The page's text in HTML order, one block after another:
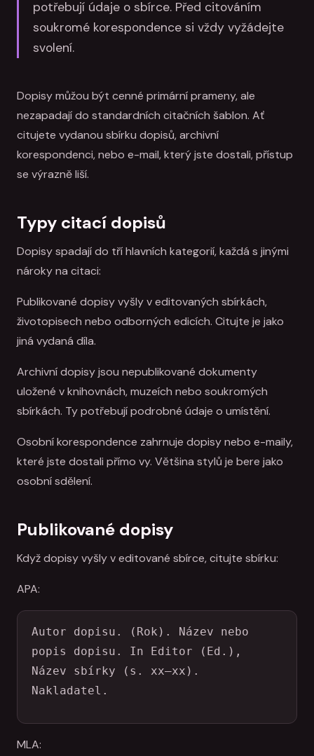
potřebují údaje o sbírce. Před citováním
soukromé korespondence si vždy vyžádejte
svolení.
Dopisy můžou být cenné primární prameny, ale
nezapadají do standardních citačních šablon. Ať
citujete vydanou sbírku dopisů, archivní
korespondenci, nebo e-mail, který jste dostali, přístup
se výrazně liší.
Typy citací dopisů
Dopisy spadají do tří hlavních kategorií, každá s jinými
nároky na citaci:
Publikované dopisy vyšly v editovaných sbírkách,
životopisech nebo odborných edicích. Citujte je jako
jiná vydaná díla.
Archivní dopisy jsou nepublikované dokumenty
uložené v knihovnách, muzeích nebo soukromých
sbírkách. Ty potřebují podrobné údaje o umístění.
Osobní korespondence zahrnuje dopisy nebo e-maily,
které jste dostali přímo vy. Většina stylů je bere jako
osobní sdělení.
Publikované dopisy
Když dopisy vyšly v editované sbírce, citujte sbírku:
APA:
Autor dopisu. (Rok). Název nebo
popis dopisu. In Editor (Ed.),
Název sbírky (s. xx–xx).
Nakladatel.
MLA: